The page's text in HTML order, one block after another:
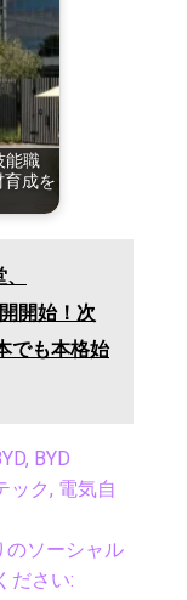
能職
成を
開始！次
でも本格始
, BYD
ック, 電気自
のソーシャル
ださい: